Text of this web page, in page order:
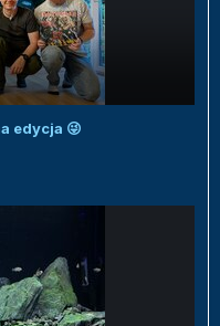
edycja 😜